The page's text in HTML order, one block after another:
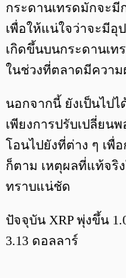
กระดานเทรดมักจะมี
เพื่อให้แน่ใจว่าจะมีอุ
เกิดขึ้นบนกระดานเท
ในช่วงที่ตลาดมีควา
นอกจากนี้ ยังเป็นไปไ
เพียงการปรับเปลี่ยน
โอนไปยังที่ต่าง ๆ เพื่
ก็ตาม เหตุผลที่แท้จริ
ทราบแน่ชัด
ปัจจุบัน XRP พุ่งขึ้น
3.13 ดอลลาร์